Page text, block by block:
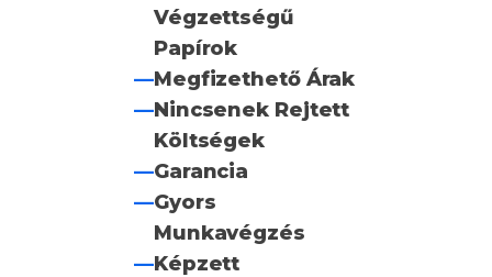
Végzettségű
Papírok
—Megfizethető Árak
—Nincsenek Rejtett
Költségek
—Garancia
—Gyors
Munkavégzés
—Képzett